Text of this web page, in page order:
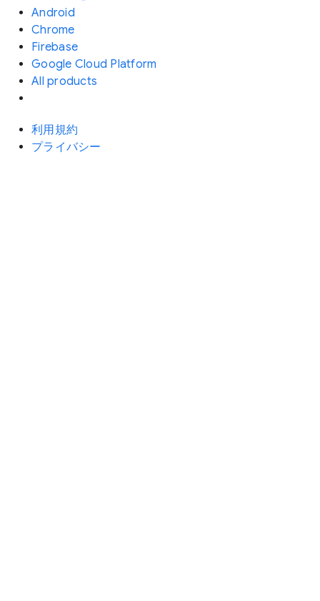
Android
Chrome
Firebase
Google Cloud Platform
All products
利用規約
プライバシー